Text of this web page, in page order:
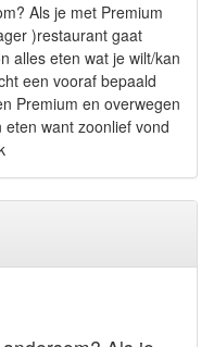
Als je met Premium
)restaurant gaat
alles eten wat je wilt/kan
een vooraf bepaald
Premium en overwegen
want zoonlief vond